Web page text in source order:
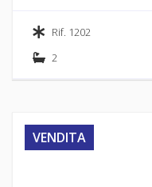
Rif. 1202
2
VENDITA